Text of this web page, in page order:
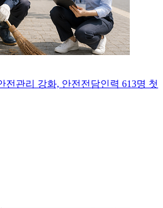
전관리 강화, 안전전담인력 613명 첫